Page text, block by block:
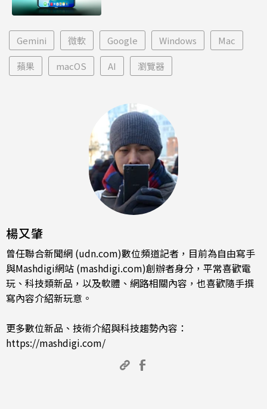
Gemini 微軟 Google Windows Mac
蘋果 macOS AI 瀏覽器
楊又肇
曾任聯合新聞網 (udn.com)數位頻道記者，目前為自由寫手
與Mashdigi網站 (mashdigi.com)創辦者身分，平常喜歡電
玩、科技類新品，以及軟體、網路相關內容，也喜歡隨手撰
寫內容介紹新玩意。
更多數位新品、技術介紹與科技趨勢內容：
https://mashdigi.com/